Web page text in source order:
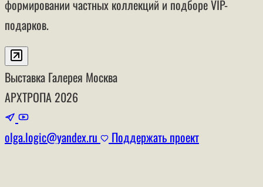
формировании частных коллекций и подборе VIP-
подарков.
Выставка Галерея Москва
АРХТРОПА 2026
olga.logic@yandex.ru Поддержать проект